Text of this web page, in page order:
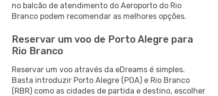
no balcão de atendimento do Aeroporto do Rio
Branco podem recomendar as melhores opções.
Reservar um voo de Porto Alegre para
Rio Branco
Reservar um voo através da eDreams é simples.
Basta introduzir Porto Alegre (POA) e Rio Branco
(RBR) como as cidades de partida e destino, escolher